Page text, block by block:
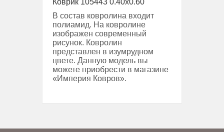
Коврик 105443 0.40x0.60
В состав ковролина входит
полиамид. На ковролине
изображен современный
рисунок. Ковролин
представлен в изумрудном
цвете. Данную модель вы
можете приобрести в магазине
«Империя Ковров».